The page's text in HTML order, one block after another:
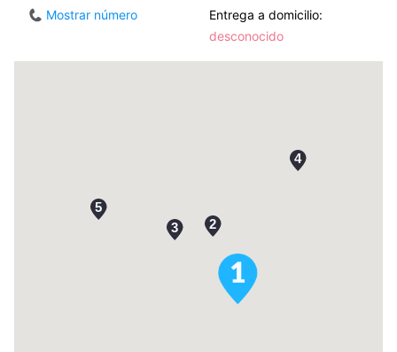
Mostrar número
Entrega a domicilio:
desconocido